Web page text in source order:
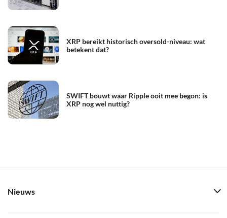
XRP bereikt historisch oversold-niveau: wat
betekent dat?
SWIFT bouwt waar Ripple ooit mee begon: is
XRP nog wel nuttig?
Nieuws